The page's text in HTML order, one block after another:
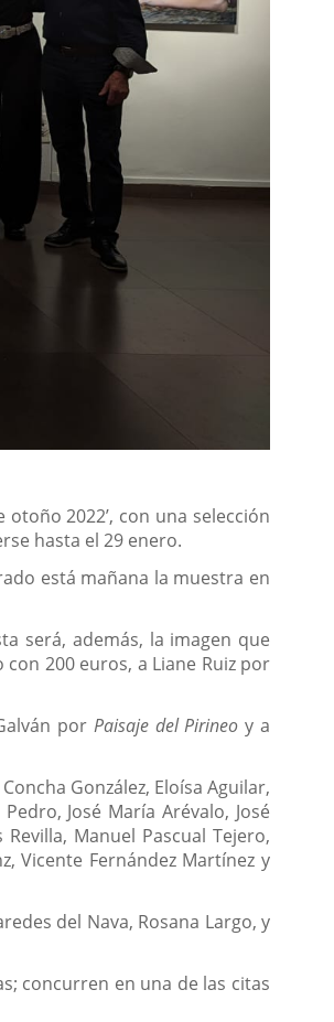
2022’, con una selección
hasta el 29 enero.
está mañana la muestra en
será, además, la imagen que
200 euros, a Liane Ruiz por
por Paisaje del Pirineo y a
González, Eloísa Aguilar,
José María Arévalo, José
Manuel Pascual Tejero,
Vicente Fernández Martínez y
del Nava, Rosana Largo, y
concurren en una de las citas